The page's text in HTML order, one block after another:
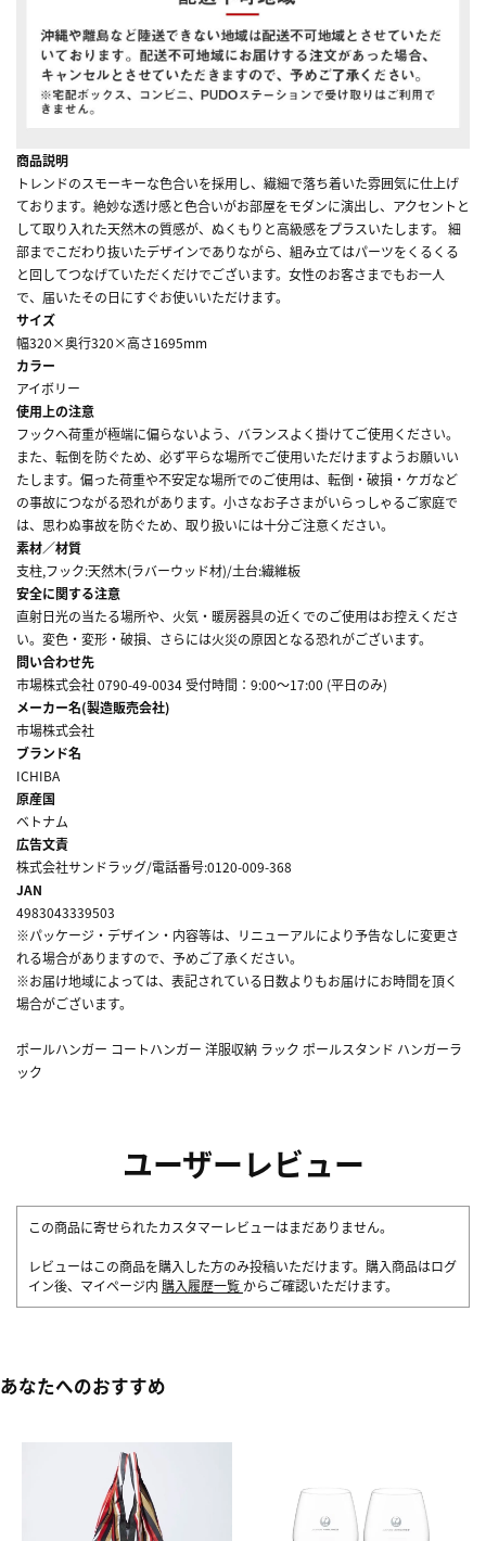
商品説明
トレンドのスモーキーな色合いを採用し、繊細で落ち着いた雰囲気に仕上げ
ております。絶妙な透け感と色合いがお部屋をモダンに演出し、アクセントと
して取り入れた天然木の質感が、ぬくもりと高級感をプラスいたします。 細
部までこだわり抜いたデザインでありながら、組み立てはパーツをくるくる
と回してつなげていただくだけでございます。女性のお客さまでもお一人
で、届いたその日にすぐお使いいただけます。
サイズ
幅320×奥行320×高さ1695mm
カラー
アイボリー
使用上の注意
フックへ荷重が極端に偏らないよう、バランスよく掛けてご使用ください。
また、転倒を防ぐため、必ず平らな場所でご使用いただけますようお願いい
たします。偏った荷重や不安定な場所でのご使用は、転倒・破損・ケガなど
の事故につながる恐れがあります。小さなお子さまがいらっしゃるご家庭で
は、思わぬ事故を防ぐため、取り扱いには十分ご注意ください。
素材／材質
支柱,フック:天然木(ラバーウッド材)/土台:繊維板
安全に関する注意
直射日光の当たる場所や、火気・暖房器具の近くでのご使用はお控えくださ
い。変色・変形・破損、さらには火災の原因となる恐れがございます。
問い合わせ先
市場株式会社 0790-49-0034 受付時間：9:00～17:00 (平日のみ)
メーカー名(製造販売会社)
市場株式会社
ブランド名
ICHIBA
原産国
ベトナム
広告文責
株式会社サンドラッグ/電話番号:0120-009-368
JAN
4983043339503
※パッケージ・デザイン・内容等は、リニューアルにより予告なしに変更さ
れる場合がありますので、予めご了承ください。
※お届け地域によっては、表記されている日数よりもお届けにお時間を頂く
場合がございます。
ポールハンガー コートハンガー 洋服収納 ラック ポールスタンド ハンガーラ
ック
ユーザーレビュー
この商品に寄せられたカスタマーレビューはまだありません。
レビューはこの商品を購入した方のみ投稿いただけます。購入商品はログ
イン後、マイページ内 購入履歴一覧 からご確認いただけます。
あなたへのおすすめ